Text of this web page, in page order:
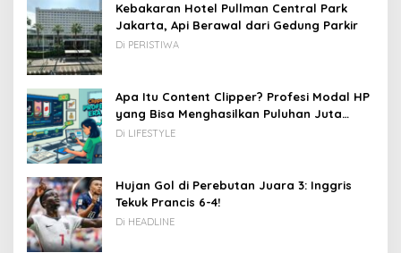
Kebakaran Hotel Pullman Central Park
Jakarta, Api Berawal dari Gedung Parkir
Di PERISTIWA
Apa Itu Content Clipper? Profesi Modal HP
yang Bisa Menghasilkan Puluhan Juta
Rupiah
Di LIFESTYLE
Hujan Gol di Perebutan Juara 3: Inggris
Tekuk Prancis 6-4!
Di HEADLINE